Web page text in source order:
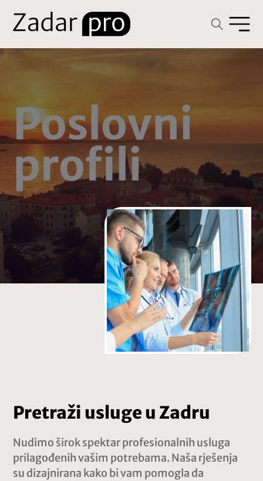
Poslovni
profili
Pretraži usluge u Zadru
Nudimo širok spektar profesionalnih usluga
prilagođenih vašim potrebama. Naša rješenja
su dizajnirana kako bi vam pomogla da